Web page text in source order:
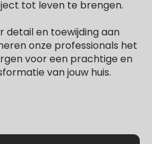
tot leven te brengen.
detail en toewijding aan
onze professionals het
voor een prachtige en
van jouw huis.